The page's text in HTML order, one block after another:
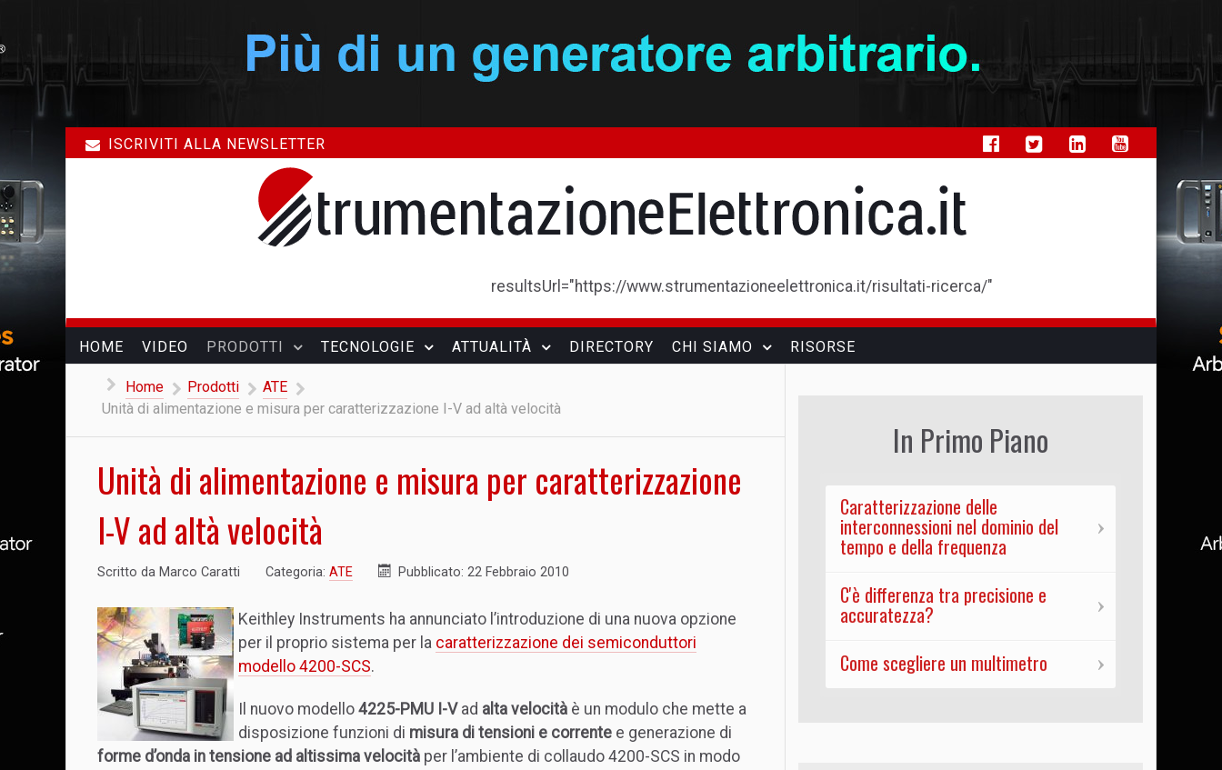
ISCRIVITI ALLA NEWSLETTER
resultsUrl="https://www.strumentazioneelettronica.it/risultati-ricerca/"
HOME VIDEO PRODOTTI TECNOLOGIE ATTUALITÀ DIRECTORY CHI SIAMO RISORSE
Home Prodotti
ATE
Unità di alimentazione e misura per caratterizzazione I-V ad altà velocità
Unità di alimentazione e misura per caratterizzazione
I-V ad altà velocità
Scritto da Marco Caratti Categoria: ATE Pubblicato: 22 Febbraio 2010
Keithley Instruments ha annunciato l’introduzione di una nuova opzione
per il proprio sistema per la caratterizzazione dei semiconduttori
modello 4200-SCS.
Il nuovo modello 4225-PMU I-V ad alta velocità è un modulo che mette a
disposizione funzioni di misura di tensioni e corrente e generazione di
forme d’onda in tensione ad altissima velocità per l’ambiente di collaudo 4200-SCS in modo
In Primo Piano
Caratterizzazione delle
interconnessioni nel dominio del
tempo e della frequenza
C'è differenza tra precisione e
accuratezza?
Come scegliere un multimetro